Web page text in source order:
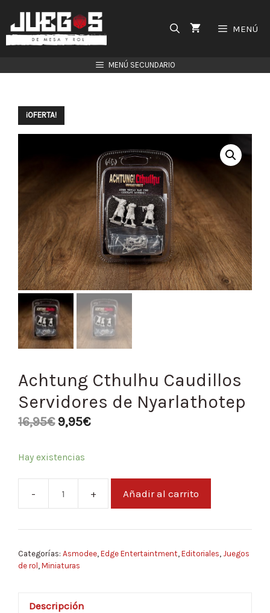
contenido
MENÚ
MENÚ SECUNDARIO
¡OFERTA!
Achtung Cthulhu Caudillos
Servidores de Nyarlathotep
16,95€ 9,95€
Hay existencias
Achtung
Caudillos
de
Añadir al carrito
Categorías: Asmodee, Edge Entertaintment, Editoriales, Juegos
de rol , Miniaturas
Descripción